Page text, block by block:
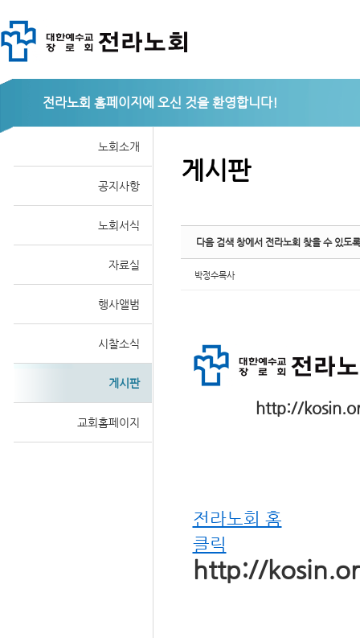
전라노회
노회소개
공지사항
노회서식
자료실
행사앨범
시찰소식
게시판
교회홈페이지
게시판
다음 검색 창에서 전라노회 찾을 수 있도록
박정수목사
http://
전라노회 홈
클릭
http://
스케치북5
스케치북5